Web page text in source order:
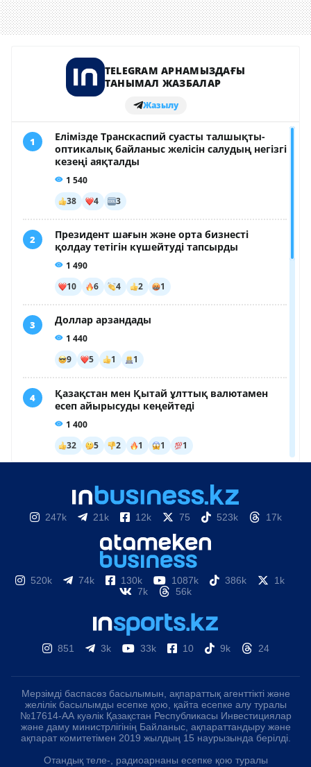
247k 21k 12k 75 523k 17k
520k 74k 130k 1087k 386k
1k
7k
56k
851 3k 33k 10 9k 24
Мерзімді баспасөз басылымын, ақпараттық агенттікті және
желілік басылымды есепке қою, қайта есепке алу туралы
№17614-АА куәлік Қазақстан Республикасы Инвестициялар
және даму министрлігінің Байланыс, ақпараттандыру және
ақпарат комитетімен 2019 жылдың 15 наурызында берілді.
Отандық теле-, радиоарнаны есепке қою туралы